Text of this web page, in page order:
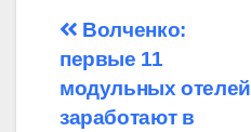
Навигация
по
Волченко:
первые 11
модульных отелей
заработают в